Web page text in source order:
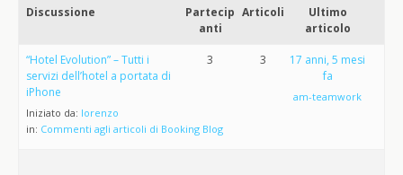
Discussione
Partecip
anti
Articoli
Ultimo
articolo
“Hotel Evolution” – Tutti i
servizi dell’hotel a portata di
iPhone
Iniziato da: lorenzo
in: Commenti agli articoli di Booking Blog
3 3
17 anni, 5 mesi
fa
am-teamwork